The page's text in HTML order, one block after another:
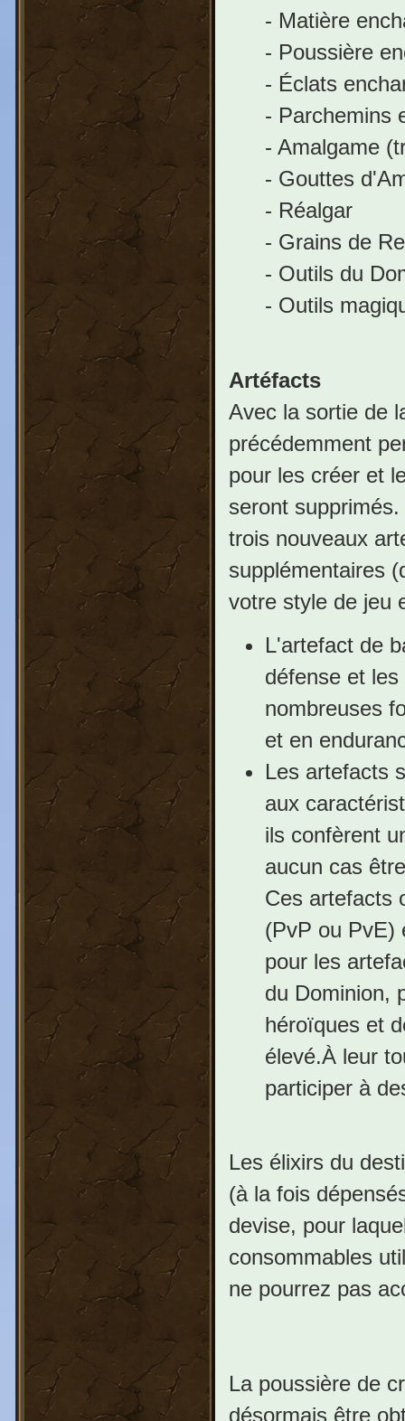
- Matière
- Poussière
- Éclats
- Parchemins
- Amalgame
- Gouttes
- Réalgar
- Grains de
- Outils du
- Outils
Artéfacts
Avec la sortie de
précédemment
pour les créer et
seront
trois nouveaux
supplémentaires
votre style de jeu
L'artefact de
défense et
nombreuses
et en
Les artefacts
aux
ils confèrent
aucun cas
Ces artefacts
(PvP ou PvE)
pour les
du Dominion,
héroïques et
élevé.À leur
participer à
Les élixirs du
(à la fois
devise, pour
consommables
ne pourrez pas
La poussière de
désormais être